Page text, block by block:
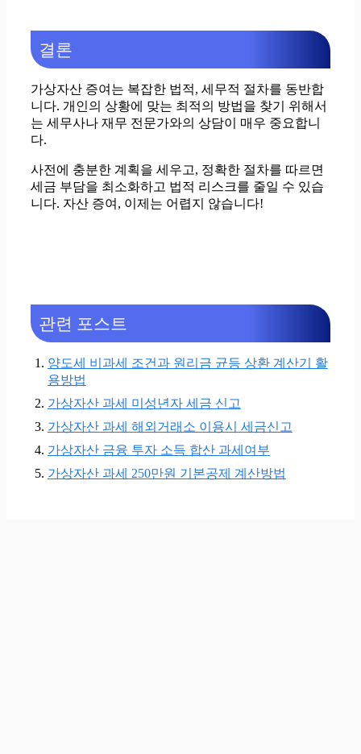
결론
가상자산 증여는 복잡한 법적, 세무적 절차를 동반합
니다. 개인의 상황에 맞는 최적의 방법을 찾기 위해서
는 세무사나 재무 전문가와의 상담이 매우 중요합니
다.
사전에 충분한 계획을 세우고, 정확한 절차를 따르면
세금 부담을 최소화하고 법적 리스크를 줄일 수 있습
니다. 자산 증여, 이제는 어렵지 않습니다!
관련 포스트
양도세 비과세 조건과 원리금 균등 상환 계산기 활
용방법
가상자산 과세 미성년자 세금 신고
가상자산 과세 해외거래소 이용시 세금신고
가상자산 금융 투자 소득 합산 과세여부
가상자산 과세 250만원 기본공제 계산방법